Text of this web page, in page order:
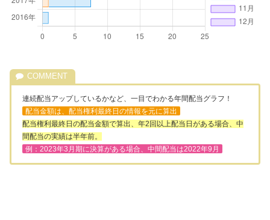
連続配当アップしているかなど、一目でわかる年間配当グラフ！
配当金額は、配当権利最終日の情報を元に算出
配当権利最終日の配当金額で算出、年2回以上配当日がある場合、中
間配当の実績は半年前。
例：2023年3月期に決算がある場合、中間配当は2022年9月